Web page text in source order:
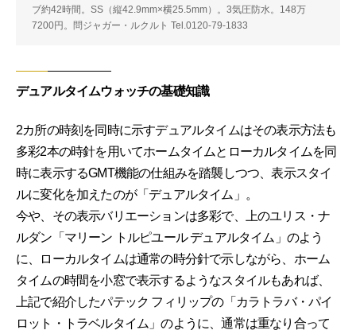
ブ約42時間。SS（縦42.9mm×横25.5mm）。3気圧防水。148万
7200円。問ジャガー・ルクルト Tel.0120-79-1833
デュアルタイムウォッチの基礎知識
2カ所の時刻を同時に示すデュアルタイムはその表示方法も
多彩2本の時針を用いてホームタイムとローカルタイムを同
時に表示するGMT機能の仕組みを踏襲しつつ、表示スタイ
ルに変化を加えたのが「デュアルタイム」。
今や、その表示バリエーションは多彩で、上のユリス・ナ
ルダン「マリーン トルピユール デュアルタイム」のよう
に、ローカルタイムは通常の時分針で示しながら、ホーム
タイムの時間を小窓で表示するようなスタイルもあれば、
上記で紹介したパテック フィリップの「カラトラバ・パイ
ロット・トラベルタイム」のように、通常は重なり合って